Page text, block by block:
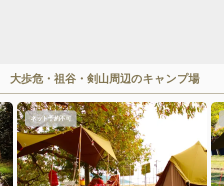
大歩危・祖谷・剣山周辺のキャンプ場
ネット予約不可